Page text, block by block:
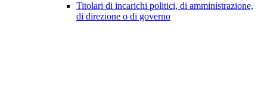
Titolari di incarichi politici, di amministrazione,
di direzione o di governo